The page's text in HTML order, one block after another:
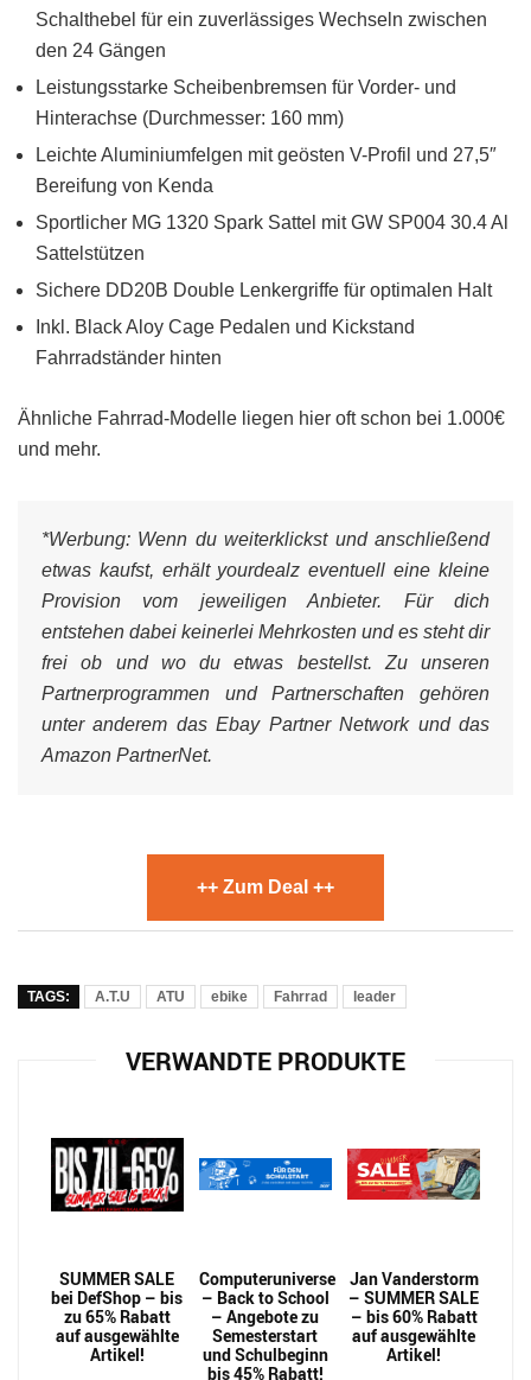
Schalthebel für ein zuverlässiges Wechseln zwischen
den 24 Gängen
Leistungsstarke Scheibenbremsen für Vorder- und
Hinterachse (Durchmesser: 160 mm)
Leichte Aluminiumfelgen mit geösten V-Profil und 27,5″
Bereifung von Kenda
Sportlicher MG 1320 Spark Sattel mit GW SP004 30.4 Al
Sattelstützen
Sichere DD20B Double Lenkergriffe für optimalen Halt
Inkl. Black Aloy Cage Pedalen und Kickstand
Fahrradständer hinten
Ähnliche Fahrrad-Modelle liegen hier oft schon bei 1.000€
und mehr.
*Werbung: Wenn du weiterklickst und anschließend
etwas kaufst, erhält yourdealz eventuell eine kleine
Provision vom jeweiligen Anbieter. Für dich
entstehen dabei keinerlei Mehrkosten und es steht dir
frei ob und wo du etwas bestellst. Zu unseren
Partnerprogrammen und Partnerschaften gehören
unter anderem das Ebay Partner Network und das
Amazon PartnerNet.
++ Zum Deal ++
TAGS: A.T.U ATU ebike Fahrrad leader
VERWANDTE PRODUKTE
SUMMER SALE
bei DefShop – bis
zu 65% Rabatt
auf ausgewählte
Artikel!
Computeruniverse
– Back to School
– Angebote zu
Semesterstart
und Schulbeginn
bis 45% Rabatt!
Jan Vanderstorm
– SUMMER SALE
– bis 60% Rabatt
auf ausgewählte
Artikel!